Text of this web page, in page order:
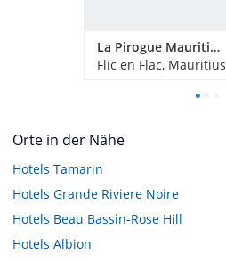
La Pirogue Mauritius
Flic en Flac, Mauritius
Orte in der Nähe
Hotels Tamarin
Hotels Grande Riviere Noire
Hotels Beau Bassin-Rose Hill
Hotels Albion